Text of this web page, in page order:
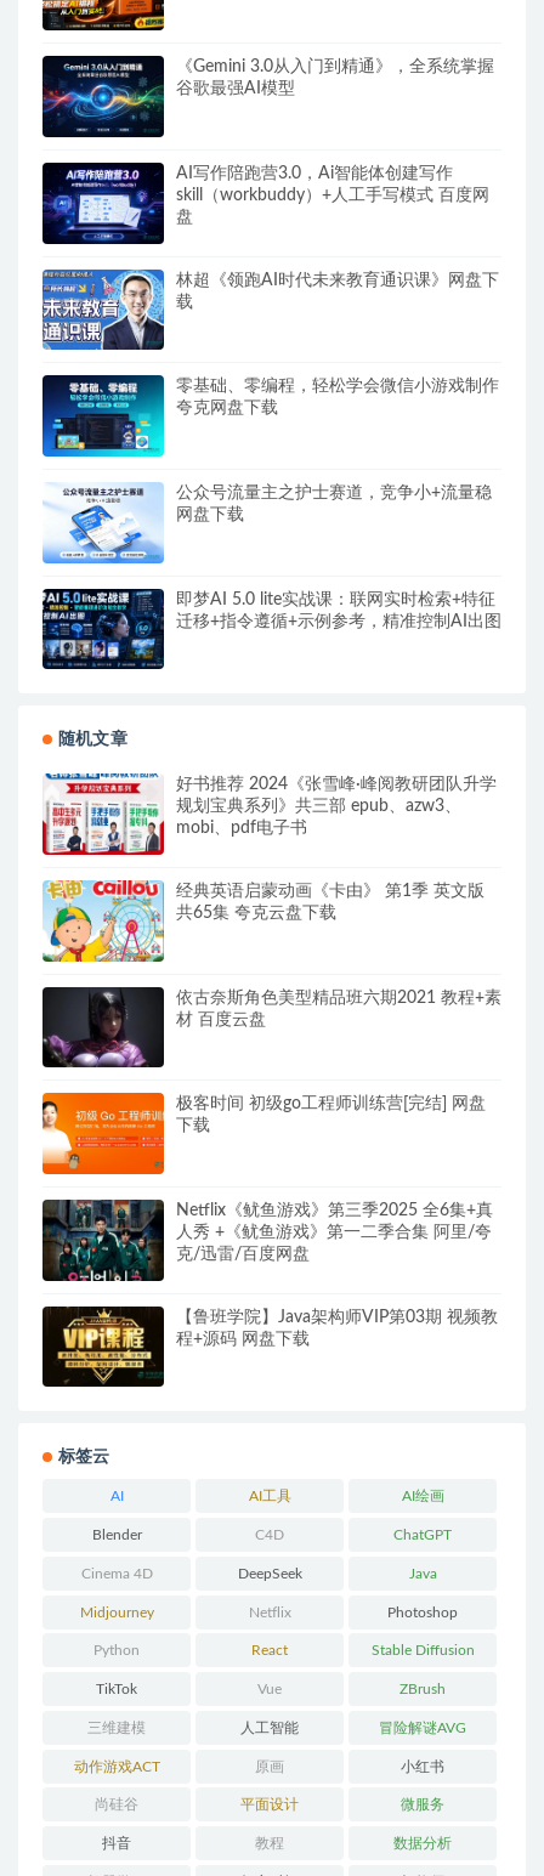
《Gemini 3.0从入门到精通》，全系统掌握
谷歌最强AI模型
AI写作陪跑营3.0，Ai智能体创建写作
skill（workbuddy）+人工手写模式 百度网
盘
林超《领跑AI时代未来教育通识课》网盘下
载
零基础、零编程，轻松学会微信小游戏制作
夸克网盘下载
公众号流量主之护士赛道，竞争小+流量稳
网盘下载
即梦AI 5.0 lite实战课：联网实时检索+特征
迁移+指令遵循+示例参考，精准控制AI出图
随机文章
好书推荐 2024《张雪峰·峰阅教研团队升学
规划宝典系列》共三部 epub、azw3、
mobi、pdf电子书
经典英语启蒙动画《卡由》 第1季 英文版
共65集 夸克云盘下载
依古奈斯角色美型精品班六期2021 教程+素
材 百度云盘
极客时间 初级go工程师训练营[完结] 网盘
下载
Netflix《鱿鱼游戏》第三季2025 全6集+真
人秀 +《鱿鱼游戏》第一二季合集 阿里/夸
克/迅雷/百度网盘
【鲁班学院】Java架构师VIP第03期 视频教
程+源码 网盘下载
标签云
AI AI工具 AI绘画
Blender C4D ChatGPT
Cinema 4D DeepSeek Java
Midjourney Netflix Photoshop
Python React Stable Diffusion
TikTok Vue ZBrush
三维建模 人工智能 冒险解谜AVG
动作游戏ACT 原画 小红书
尚硅谷 平面设计 微服务
抖音 教程 数据分析